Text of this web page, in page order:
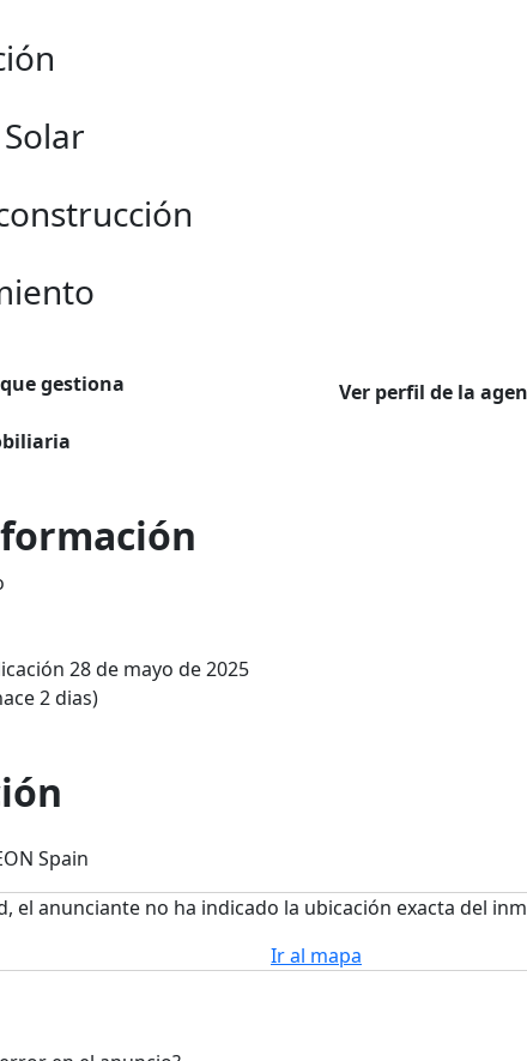
gestiona
Ver perfil de la
28 de mayo de 2025
2 dias)
Spain
el anunciante no ha indicado la ubicación exacta del
Ir al mapa